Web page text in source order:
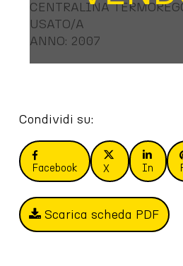
CENTRALINA
USATO/A
ANNO: 2007
Condividi su:
Facebook X In
Scarica scheda PDF